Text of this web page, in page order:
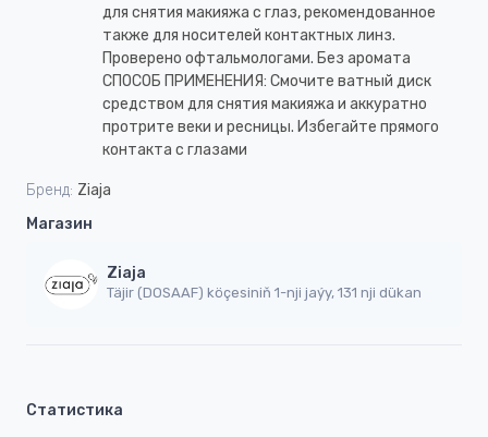
для снятия макияжа с глаз, рекомендованное
также для носителей контактных линз.
Проверено офтальмологами. Без аромата
СПОСОБ ПРИМЕНЕНИЯ: Смочите ватный диск
средством для снятия макияжа и аккуратно
протрите веки и ресницы. Избегайте прямого
контакта с глазами
Бренд: Ziaja
Магазин
Ziaja
Täjir (DOSAAF) köçesiniň 1-nji jaýy, 131 nji dükan
Статистика